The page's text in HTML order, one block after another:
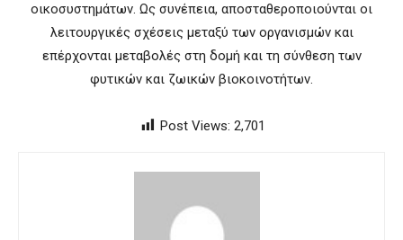
οικοσυστημάτων. Ως συνέπεια, αποσταθεροποιούνται οι
λειτουργικές σχέσεις μεταξύ των οργανισμών και
επέρχονται μεταβολές στη δομή και τη σύνθεση των
φυτικών και ζωικών βιοκοινοτήτων.
Post Views: 2,701